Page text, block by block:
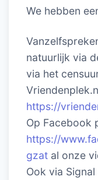
We hebben
natuurlijk via
via het
https://
Op Facebook
https://
gzat al onze
Ook via